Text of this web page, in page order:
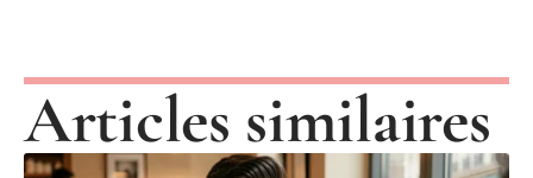
Articles similaires